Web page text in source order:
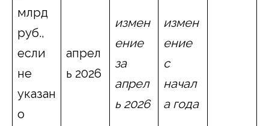
млрд
руб.,
если
не
указан
о
апрел
ь 2026
измен
ение
за
апрел
ь 2026
измен
ение
с
начал
а года